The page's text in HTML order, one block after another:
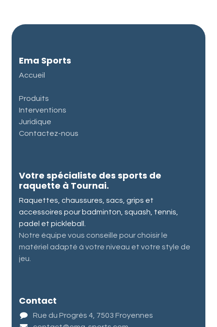
Ema Sports
Accueil
Produits
Interventions
Juridique
Contactez-nous
Votre spécialiste des sports de
raquette à Tournai.
Raquettes, chaussures, sacs, grips et
accessoires pour badminton, squash, tennis,
padel et pickleball.
Notre équipe vous conseille pour choisir le
matériel adapté à votre niveau et votre style de
jeu.
Contact
Rue du Progrès 4, 7503 Froyennes